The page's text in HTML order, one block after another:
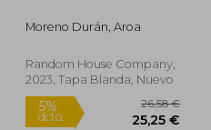
Moreno Durán, Aroa
Random House Company,
2023, Tapa Blanda, Nuevo